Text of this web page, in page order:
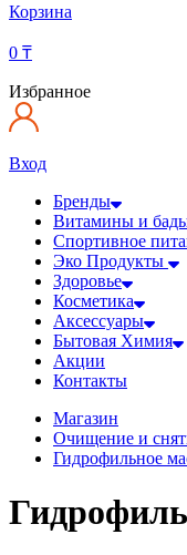
Корзина
0 ₸
Избранное
Вход
Бренды
Витамины и
Спортивное
Эко Продукты
Здоровье
Косметика
Аксессуары
Бытовая Химия
Акции
Контакты
Магазин
Очищение и
Гидрофильное